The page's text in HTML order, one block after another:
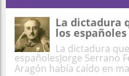
La dictadura
los españoles
La dictadura
españolesJorge Serrano
Aragón había caído en